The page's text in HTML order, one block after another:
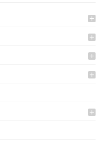
add
add
add
add
add